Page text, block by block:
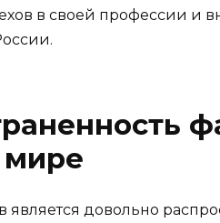
в своей профессии и
мире
довольно